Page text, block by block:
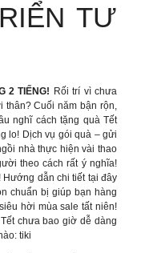
TƯ
2 TIẾNG! Rối trí vì chưa
thân? Cuối năm bận rộn,
nghĩ cách tặng quà Tết
lo! Dịch vụ gói quà – gửi
nhà thực hiện vài thao
theo cách rất ý nghĩa!
Hướng dẫn chi tiết tại đây
chuẩn bị giúp bạn hàng
hời mùa sale tất niên!
chưa bao giờ dễ dàng
tiki